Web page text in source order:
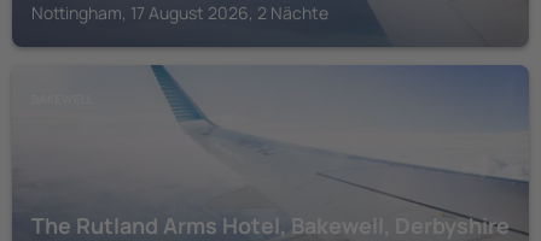
Nottingham, 17 August 2026, 2 Nächte
The Rutland Arms Hotel, Bakewell, Derbyshire